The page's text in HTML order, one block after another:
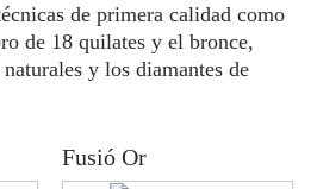
de primera calidad como
de 18 quilates y el bronce,
y los diamantes de
Fusió Or